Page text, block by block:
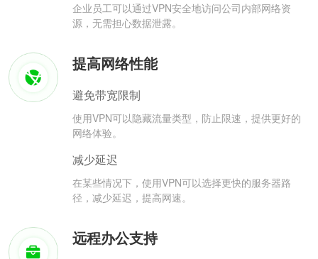
企业员工可以通过VPN安全地访问公司内部网络资
源，无需担心数据泄露。
提高网络性能
避免带宽限制
使用VPN可以隐藏流量类型，防止限速，提供更好的
网络体验。
减少延迟
在某些情况下，使用VPN可以选择更快的服务器路
径，减少延迟，提高网速。
远程办公支持